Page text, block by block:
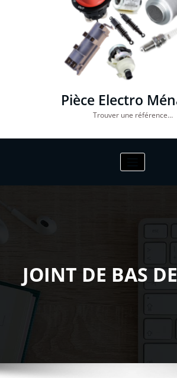
Pièce Electro
Trouver une référence…
JOINT DE BAS